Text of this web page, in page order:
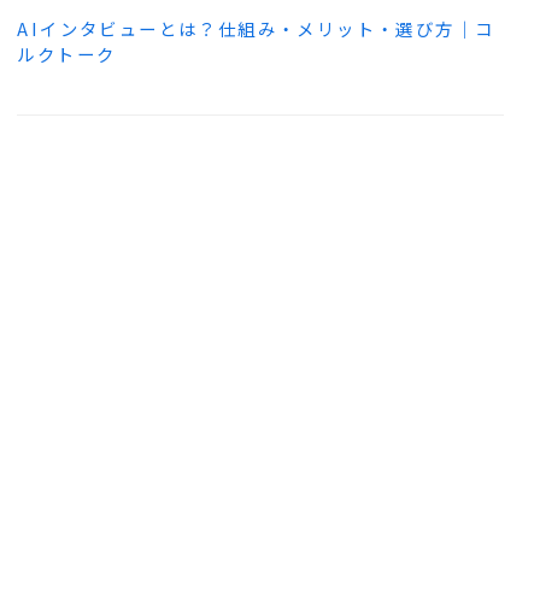
AIインタビューとは？仕組み・メリット・選び方｜コ
ルクトーク